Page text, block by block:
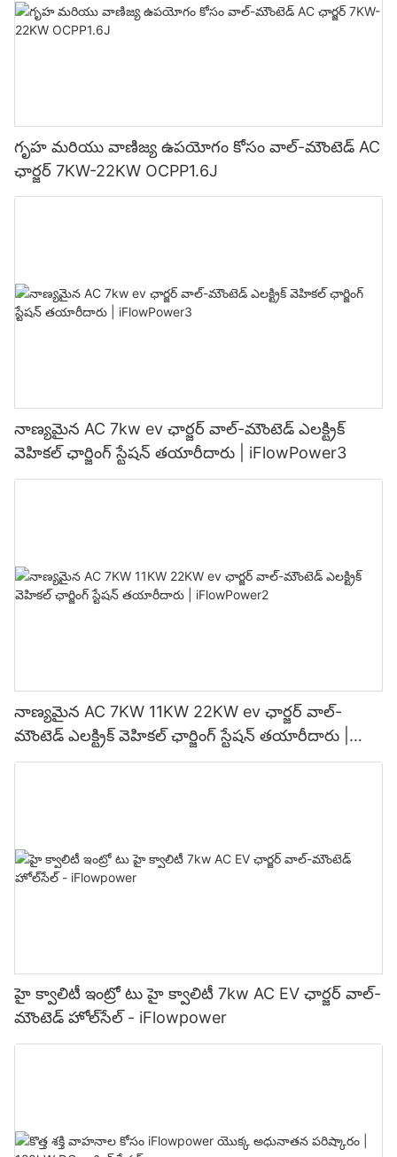
గృహ మరియు వాణిజ్య ఉపయోగం కోసం వాల్-మౌంటెడ్ AC
ఛార్జర్ 7KW-22KW OCPP1.6J
నాణ్యమైన AC 7kw ev ఛార్జర్ వాల్-మౌంటెడ్ ఎలక్ట్రిక్
వెహికల్ ఛార్జింగ్ స్టేషన్ తయారీదారు | iFlowPower3
నాణ్యమైన AC 7KW 11KW 22KW ev ఛార్జర్ వాల్-
మౌంటెడ్ ఎలక్ట్రిక్ వెహికల్ ఛార్జింగ్ స్టేషన్ తయారీదారు |
iFlowPower2
హై క్వాలిటీ ఇంట్రో టు హై క్వాలిటీ 7kw AC EV ఛార్జర్ వాల్-
మౌంటెడ్ హోల్‌సేల్ - iFlowpower